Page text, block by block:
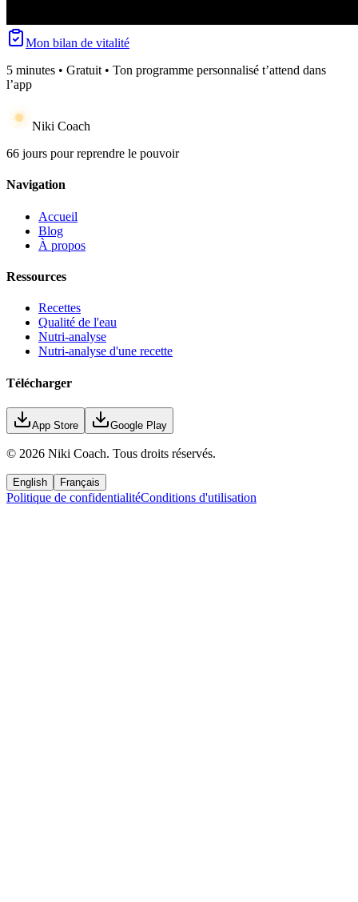
Mon bilan de vitalité
5 minutes • Gratuit • Ton programme personnalisé t’attend dans
l’app
Niki Coach
66 jours pour reprendre le pouvoir
Navigation
Accueil
Blog
À propos
Ressources
Recettes
Qualité de l'eau
Nutri-analyse
Nutri-analyse d'une recette
Télécharger
App Store Google Play
© 2026 Niki Coach. Tous droits réservés.
English Français
Politique de confidentialitéConditions d'utilisation